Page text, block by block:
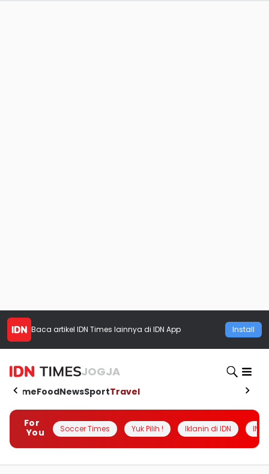
Baca artikel IDN Times lainnya di IDN App Install
JOGJA
HomeFoodNewsSportTravel
For
You
Soccer Times Yuk Pilih ! Iklanin di IDN